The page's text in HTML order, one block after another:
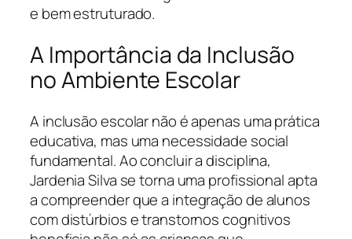
e bem estruturado.
A Importância da Inclusão
no Ambiente Escolar
A inclusão escolar não é apenas uma prática
educativa, mas uma necessidade social
fundamental. Ao concluir a disciplina,
Jardenia Silva se torna uma profissional apta
a compreender que a integração de alunos
com distúrbios e transtornos cognitivos